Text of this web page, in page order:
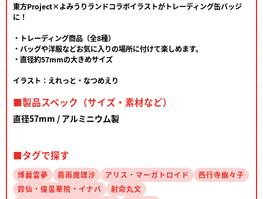
東方Project×よみうりランドコラボイラストがトレーディング缶バッジ
に！
・トレーディング商品（全8種）
・バッグや洋服などお気に入りの場所に付けて楽しめます。
・直径約57mmの大きめサイズ
イラスト：えれっと・なつめえり
■製品スペック（サイズ・素材など）
直径57mm / アルミニウム製
■タグで探す
博麗霊夢 霧雨魔理沙 アリス・マーガトロイド
西行寺幽々子
鈴仙・優曇華院・イナバ
射命丸文